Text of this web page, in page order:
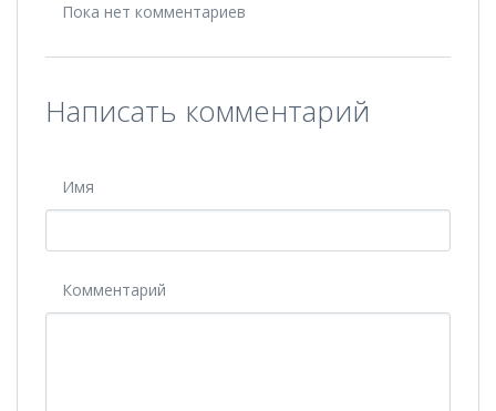
Пока нет комментариев
Написать комментарий
Имя
Комментарий